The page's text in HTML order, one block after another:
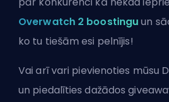
Overwatch 2 boostinguun
ko tu tiešām esi pelnījis!
Vai arī vari pievienoties mūsu
un piedalīties dažādos